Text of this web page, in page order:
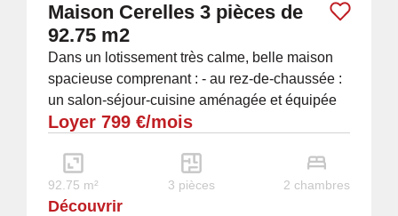
Maison Cerelles 3 pièces de
92.75 m2
Dans un lotissement très calme, belle maison
spacieuse comprenant : - au rez-de-chaussée :
un salon-séjour-cuisine aménagée et équipée
(hotte, four, plaques à induction) un...
Loyer 799 €/mois
92.75 m² 3 pièces 2 chambres
Découvrir